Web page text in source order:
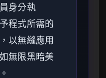
身分執
程式所需的
以無縫應用
無限黑暗美